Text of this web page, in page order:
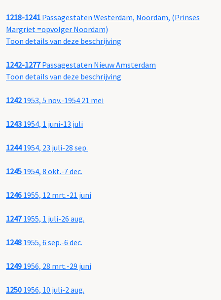
1218-1241 Passagestaten Westerdam, Noordam, (Prinses
Margriet =opvolger Noordam)
Toon details van deze beschrijving
1242-1277 Passagestaten Nieuw Amsterdam
Toon details van deze beschrijving
12421953, 5 nov.-1954 21 mei
1243 1954, 1 juni-13 juli
12441954, 23 juli-28 sep.
1245 1954, 8 okt.-7 dec.
1246 1955, 12 mrt.-21 juni
12471955, 1 juli-26 aug.
1248 1955, 6 sep.-6 dec.
1249 1956, 28 mrt.-29 juni
1250 1956, 10 juli-2 aug.